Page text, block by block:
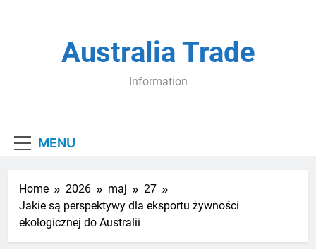
Australia Trade
Information
MENU
Home 2026 maj
27
Jakie są perspektywy dla eksportu żywności
ekologicznej do Australii